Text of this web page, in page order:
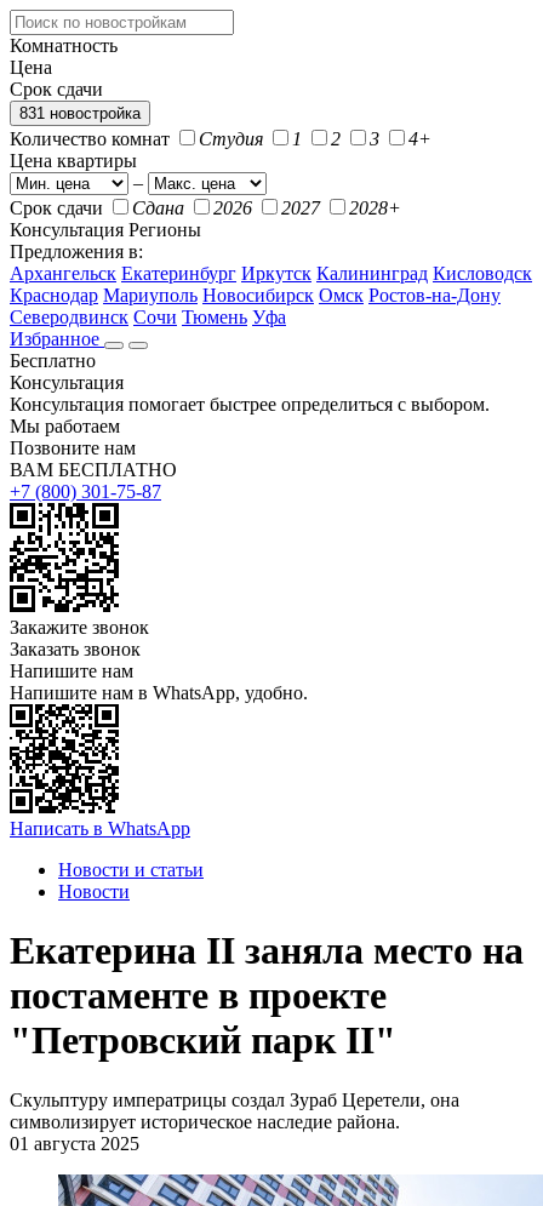
Комнатность
Цена
Срок сдачи
831 новостройка
Количество комнат Студия 1 2 3
4+
Цена квартиры
–
Срок сдачи
Сдана 2026 2027
2028+
Консультация Регионы
Предложения в:
Архангельск Екатеринбург Иркутск Калининград Кисловодск
Краснодар Мариуполь Новосибирск Омск Ростов-на-Дону
Северодвинск Сочи Тюмень Уфа
Избранное
Бесплатно
Консультация
Консультация помогает быстрее определиться с выбором.
Мы работаем
Позвоните нам
ВАМ БЕСПЛАТНО
+7 (800) 301-75-87
Закажите звонок
Заказать звонок
Напишите нам
Напишите нам в WhatsApp, удобно.
Написать в WhatsApp
Новости и статьи
Новости
​Екатерина II заняла место на
постаменте в проекте
"Петровский парк II"
Скульптуру императрицы создал Зураб Церетели, она
символизирует историческое наследие района.
01 августа 2025